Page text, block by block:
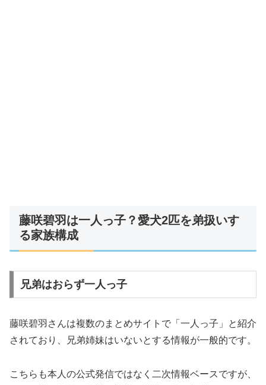
藤咲碧羽は一人っ子？愛犬2匹を弟扱いす
る家族構成
兄弟はおらず一人っ子
藤咲碧羽さんは複数のまとめサイトで「一人っ子」と紹介
されており、兄弟姉妹はいないとする情報が一般的です。
こちらも本人の公式発信ではなく二次情報ベースですが、